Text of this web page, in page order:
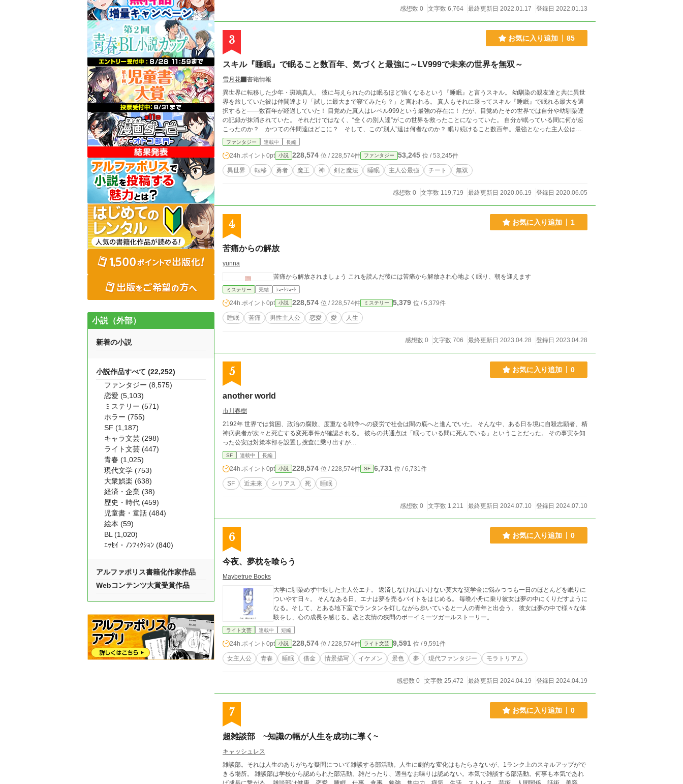
感想数 0 文字数 6,764 最終更新日 2022.01.17 登録日 2022.01.13
3 お気に入り追加 85
スキル『睡眠』で眠ること数百年、気づくと最強に～LV999で未来の世界を無双～
雪月花
書籍情報
異世界に転移した少年・斑鳩真人。 彼に与えられたのは眠るほど強くなるという『睡眠』と言うスキル。 幼馴染の親友達と共に異世
界を旅していた彼は仲間達より「試しに最大まで寝てみたら？」と言われる。 真人もそれに乗ってスキル『睡眠』で眠れる最大を選
択すると――数百年が経過していた！ 目覚めた真人はレベル999という最強の存在に！ だが、目覚めたその世界では自分や幼馴染達
の記録が抹消されていた。 それだけではなく、“全くの別人達”がこの世界を救ったことになっていた。 自分が眠っている間に何が起
こったのか？ かつての仲間達はどこに？ そして、この“別人”達は何者なのか？ 眠り続けること数百年。最強となった主人公はか
つての仲間達の足取りを追い、世界に隠された秘密へと挑む。 ※小説家になろう、カクヨム、アルファポリスにて同時掲載しており
ます
ファンタジー 連載中 長編
24h.ポイント 0pt 小説 228,574 位 / 228,574件 ファンタジー 53,245 位 / 53,245件
異世界 転移 勇者 魔王 神 剣と魔法 睡眠 主人公最強 チート 無双
感想数 0 文字数 119,719 最終更新日 2020.06.19 登録日 2020.06.05
4 お気に入り追加 1
苦痛からの解放
yunna
苦痛から解放されましょう これを読んだ後には苦痛から解放され心地よく眠り、朝を迎えます
ミステリー 完結 ｼｮｰﾄｼｮｰﾄ
24h.ポイント 0pt 小説 228,574 位 / 228,574件 ミステリー 5,379 位 / 5,379件
睡眠 苦痛 男性主人公 恋愛 愛 人生
感想数 0 文字数 706 最終更新日 2023.04.28 登録日 2023.04.28
5 お気に入り追加 0
another world
市川春樹
2192年 世界では貧困、政治の腐敗、度重なる戦争への疲労で社会は闇の底へと進んでいた。 そんな中、ある日を境に自殺志願者、精
神病患者が次々と死亡する変死事件が確認される。 彼らの共通点は「眠っている間に死んでいる」ということだった。 その事実を知
った公安は対策本部を設置し捜査に乗り出すが…
SF 連載中 長編
24h.ポイント 0pt 小説 228,574 位 / 228,574件 SF 6,731 位 / 6,731件
SF 近未来 シリアス 死 睡眠
感想数 0 文字数 1,211 最終更新日 2024.07.10 登録日 2024.07.10
6 お気に入り追加 0
今夜、夢枕を喰らう
Maybetrue Books
大学に馴染めず中退した主人公エナ。 返済しなければいけない莫大な奨学金に悩みつつも一日のほとんどを眠りに
ついやす日々。 そんなある日、エナは夢を売るバイトをはじめる。 毎晩小舟に乗り彼女は夢の中にくりだすように
なる。そして、とある地下室でランタンを灯しながら歩いていると一人の青年と出会う。 彼女は夢の中で様々な体
験をし、心の成長を感じる。恋と友情の狭間のボーイミーツガールストーリー。
ライト文芸 連載中 短編
24h.ポイント 0pt 小説 228,574 位 / 228,574件 ライト文芸 9,591 位 / 9,591件
女主人公 青春 睡眠 借金 情景描写 イケメン 景色 夢 現代ファンタジー モラトリアム
感想数 0 文字数 25,472 最終更新日 2024.04.19 登録日 2024.04.19
7 お気に入り追加 0
超雑談部 ~知識の幅が人生を成功に導く~
キャッシュレス
雑談部。それは人生のありがちな疑問について雑談する部活動。人生に劇的な変化はもたらさないが、1ランク上のスキルアップがで
きる場所。 雑談部は学校から認められた部活動。雑だったり、適当なお喋りは認めない。本気で雑談する部活動。何事も本気であれ
小説（外部）
新着の小説
小説作品すべて (22,252)
ファンタジー (8,575)
恋愛 (5,103)
ミステリー (571)
ホラー (755)
SF (1,187)
キャラ文芸 (298)
ライト文芸 (447)
青春 (1,025)
現代文学 (753)
大衆娯楽 (638)
経済・企業 (38)
歴史・時代 (459)
児童書・童話 (484)
絵本 (59)
BL (1,020)
ｴｯｾｲ・ﾉﾝﾌｨｸｼｮﾝ (840)
アルファポリス書籍化作家作品
Webコンテンツ大賞受賞作品